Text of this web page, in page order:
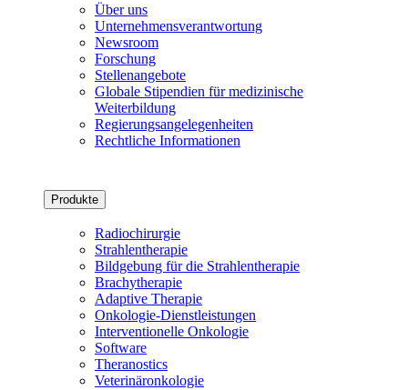
Über uns
Unternehmensverantwortung
Newsroom
Forschung
Stellenangebote
Globale Stipendien für medizinische
Weiterbildung
Regierungsangelegenheiten
Rechtliche Informationen
Produkte
Radiochirurgie
Strahlentherapie
Bildgebung für die Strahlentherapie
Brachytherapie
Adaptive Therapie
Onkologie-Dienstleistungen
Interventionelle Onkologie
Software
Theranostics
Veterinäronkologie